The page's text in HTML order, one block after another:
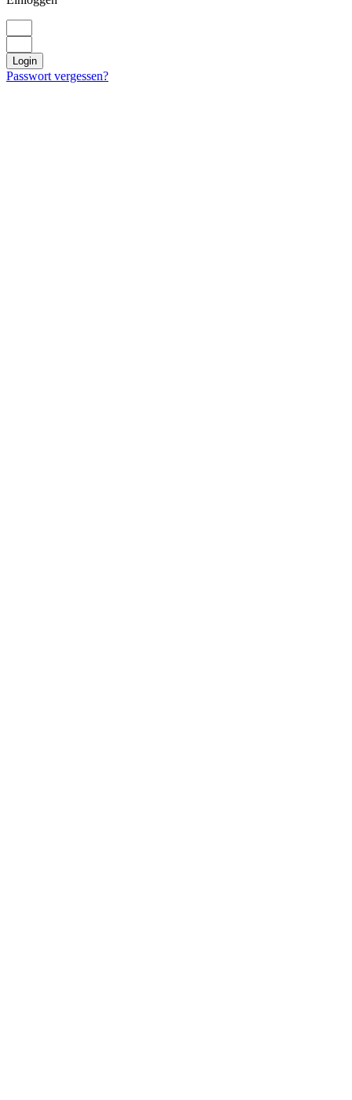
Login
Passwort vergessen?